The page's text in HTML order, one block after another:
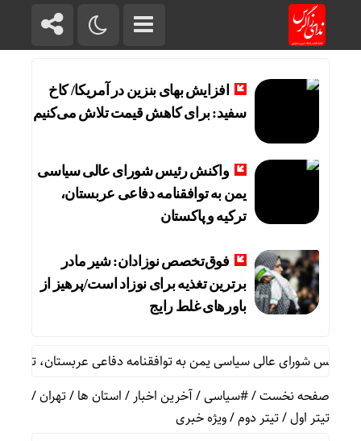
افزایش بهای بنزین در آمریکا/ کاخ
سفید: برای کاهش قیمت تلاش می‌کنیم
واکنش رئیس شورای عالی سیاسی
یمن به توافقنامه دفاعی عربستان،
ترکیه و پاکستان
فوق‌تخصص نوزادان: شیر مادر
برترین تغذیه برای نوزاد است/پرهیز از
باورهای غلط رایج
عالی سیاسی یمن به توافقنامه دفاعی عربستان، ترکیه و پاکستان
صفحه نخست/#سیاسی/آخرین اخبار/استان ها/تهران/
تیتر اول/تیتر دوم/ویژه خبری